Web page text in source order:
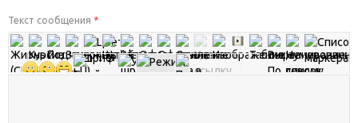
Текст сообщения *